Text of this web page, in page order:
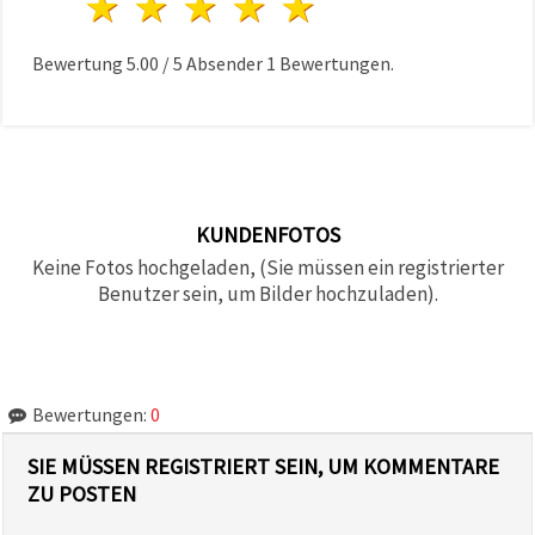
Bewertung 5.00 /5 Absender 1 Bewertungen.
KUNDENFOTOS
Keine Fotos hochgeladen, (Sie müssen ein registrierter
Benutzer sein, um Bilder hochzuladen).
Bewertungen: 0
SIE MÜSSEN REGISTRIERT SEIN, UM KOMMENTARE
ZU POSTEN